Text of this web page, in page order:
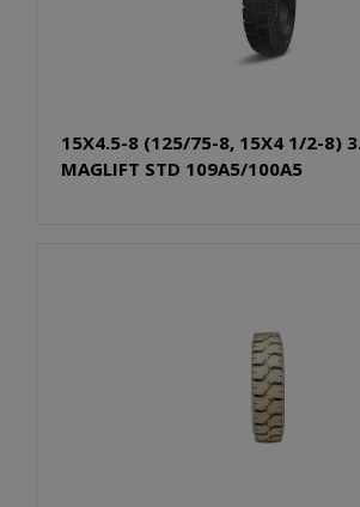
15X4.5-8 (125/75-8, 15X4 1/2-8)
MAGLIFT STD 109A5/100A5